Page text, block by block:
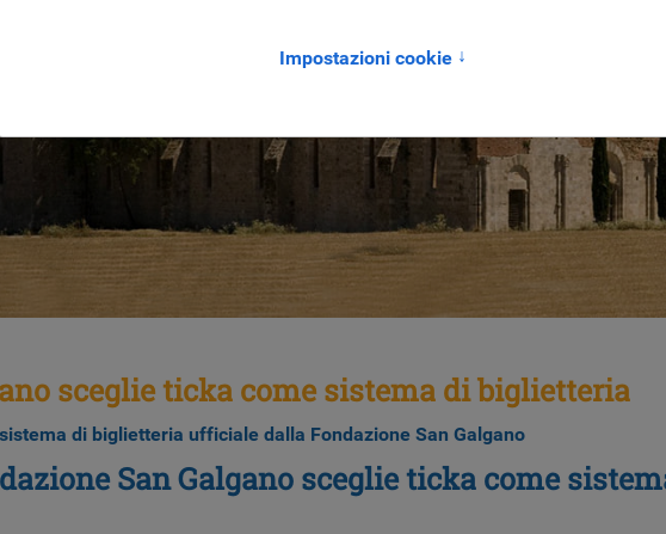
sceglie ticka come sistema di biglietteria
sistema di biglietteria ufficiale dalla Fondazione San Galgano
San Galgano sceglie ticka come